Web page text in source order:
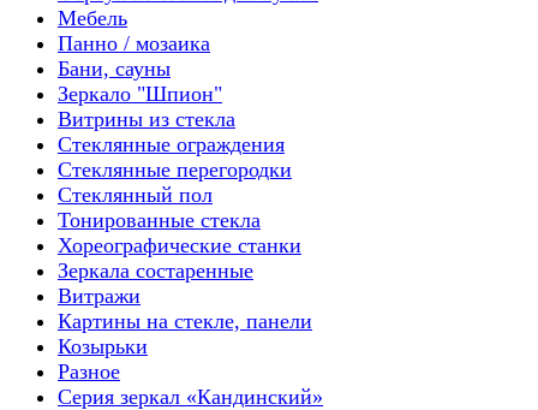
Мебель
Панно / мозаика
Бани, сауны
Зеркало "Шпион"
Витрины из стекла
Стеклянные ограждения
Стеклянные перегородки
Стеклянный пол
Тонированные стекла
Хореографические станки
Зеркала состаренные
Витражи
Картины на стекле, панели
Козырьки
Разное
Серия зеркал «Кандинский»